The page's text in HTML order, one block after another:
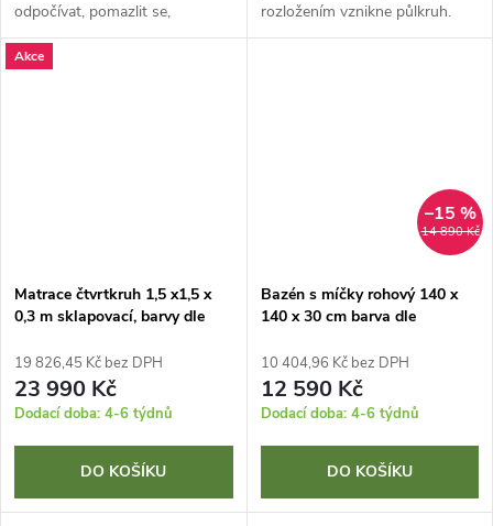
odpočívat, pomazlit se,
prohlížet si knížky, vyprávět
příběhy...
rozložením vznikne půlkruh.
Akce
Matrace čtvrtkruh 1,5 x1,5 x
0,3 m sklapovací, barvy dle
19 826,45 Kč bez DPH
23 990 Kč
Dodací doba: 4-6 týdnů
DO KOŠÍKU
14 890 Kč
–15 %
Bazén s míčky rohový 140 x
140 x 30 cm barva dle
10 404,96 Kč bez DPH
12 590 Kč
Dodací doba: 4-6 týdnů
DO KOŠÍKU